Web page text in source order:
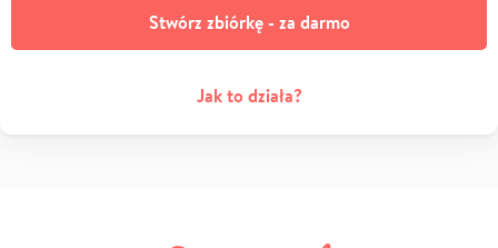
Stwórz zbiórkę - za darmo
Jak to działa?